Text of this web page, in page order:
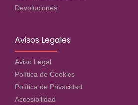
Devoluciones
Avisos Legales
Aviso Legal
Política de Cookies
Política de Privacidad
Accesibilidad